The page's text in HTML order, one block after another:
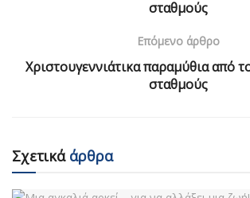
σταθμούς
Επόμενο άρθρο
Χριστουγεννιάτικα παραμύθια από
σταθμούς
Σχετικάάρθρα